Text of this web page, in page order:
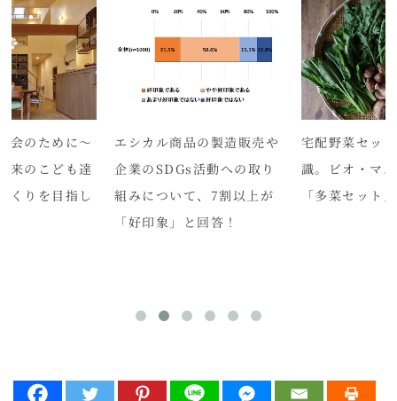
会のために～
来のこども達
くりを目指し
エシカル商品の製造販売や
企業のSDGs活動への取り
組みについて、7割以上が
「好印象」と回答！
宅配野菜セッ
識。ビオ・マ
「多菜セット」